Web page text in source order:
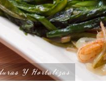
Y Hortalizas